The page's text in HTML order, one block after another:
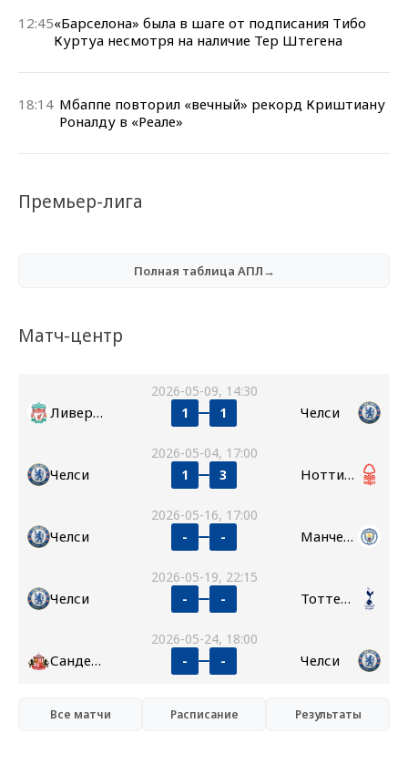
12:45«Барселона» была в шаге от подписания Тибо
Куртуа несмотря на наличие Тер Штегена
18:14 Мбаппе повторил «вечный» рекорд Криштиану
Роналду в «Реале»
Премьер-лига
Полная таблица АПЛ→
Матч-центр
2026-05-09, 14:30
Ливерпуль 1 1 Челси
2026-05-04, 17:00
Челси 1 3 Ноттингем Форест
2026-05-16, 17:00
Челси - - Манчестер Сити
2026-05-19, 22:15
Челси - - Тоттенхэм
2026-05-24, 18:00
Сандерленд - - Челси
Все матчи Расписание Результаты